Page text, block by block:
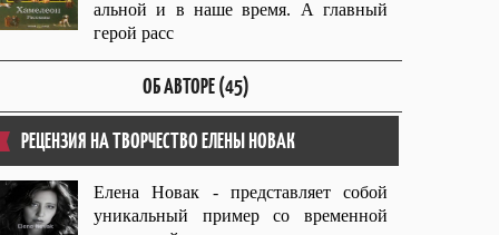
альной и в наше время. А главный
герой расс
ОБ АВТОРЕ (45)
РЕЦЕНЗИЯ НА ТВОРЧЕСТВО ЕЛЕНЫ НОВАК
Елена Новак - представляет собой
уникальный пример со временной